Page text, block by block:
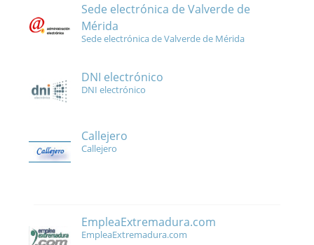
Sede electrónica de Valverde de
Mérida
Sede electrónica de Valverde de Mérida
DNI electrónico
DNI electrónico
Callejero
Callejero
EmpleaExtremadura.com
EmpleaExtremadura.com